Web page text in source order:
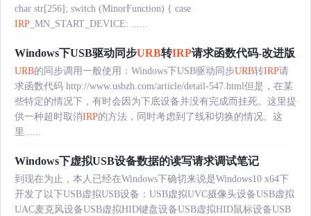
char str[256]; switch (MinorFunction) { case
IRP _MN_START_DEVICE: ......
Windows下USB驱动同步URB转IRP请求函数代码-改进版
URB的同步调用一般使用：Windows下USB驱动同步URB转IRP请
求函数代码 http://www.usbzh.com/article/detail-547.html但是，在某
些特定的情况下，有时会因为下底设备并没有完成而挂死。这里提
供一种超时取消IRP的方法，同时考虑到了线和切换的情况。这
里......
Windows下虚拟USB设备数据的读写请求调试笔记
到现在为止，本人已经在Windows下确切来说是Windows10 x64下
开发了以下USB虚拟USB设备：USB虚拟UVC摄像头设备USB虚拟
UAC麦克风设备USB虚拟HID键盘设备USB虚拟HID鼠标设备USB